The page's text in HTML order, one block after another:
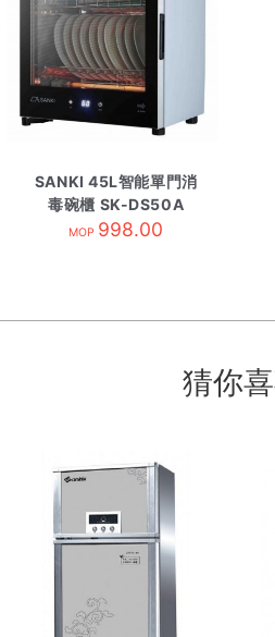
SANKI 45L智能單門消
毒碗櫃 SK-DS50A
MOP 998.00
猜你